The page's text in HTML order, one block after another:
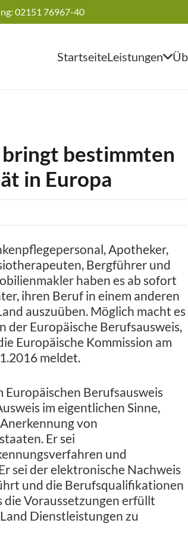
02151 76967-40
StartseiteLeistungen
bestimmten
in Europa
Apotheker,
Bergführer und
haben es ab sofort
ihren Beruf in einem anderen
auszuüben. Möglich macht es
der Europäische Berufsausweis,
Europäische Kommission am
meldet.
Europäischen Berufsausweis
im eigentlichen Sinne,
von
Er sei
und
sei der elektronische Nachweis
und die Berufsqualifikationen
Voraussetzungen erfüllt
Dienstleistungen zu